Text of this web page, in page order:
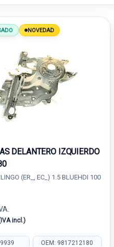
NOVEDAD
DELANTERO IZQUIERDO
(ER_, EC_) 1.5 BLUEHDI 100
incl.)
OEM: 9817212180